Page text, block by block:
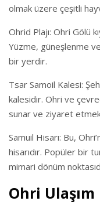
olmak üzere çeşitli
Ohrid Plajı: Ohri Gölü
Yüzme, güneşlenme
bir yerdir.
Tsar Samoil Kalesi:
kalesidir. Ohri ve
sunar ve ziyaret
Samuil Hisarı: Bu,
hisarıdır. Popüler bir
mimari dönüm
Ohri Ulaşım